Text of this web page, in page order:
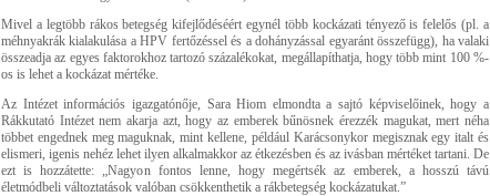
Mivel a legtöbb rákos betegség kifejlődéséért egynél több kockázati tényező is felelős (pl. a
méhnyakrák kialakulása a HPV fertőzéssel és a dohányzással egyaránt összefügg), ha valaki
összeadja az egyes faktorokhoz tartozó százalékokat, megállapíthatja, hogy több mint 100 %-
os is lehet a kockázat mértéke.
Az Intézet információs igazgatónője, Sara Hiom elmondta a sajtó képviselőinek, hogy a
Rákkutató Intézet nem akarja azt, hogy az emberek bűnösnek érezzék magukat, mert néha
többet engednek meg maguknak, mint kellene, például Karácsonykor megisznak egy italt és
elismeri, igenis nehéz lehet ilyen alkalmakkor az étkezésben és az ivásban mértéket tartani. De
ezt is hozzátette: „Nagyon fontos lenne, hogy megértsék az emberek, a hosszú távú
életmódbeli változtatások valóban csökkenthetik a rákbetegség kockázatukat.”